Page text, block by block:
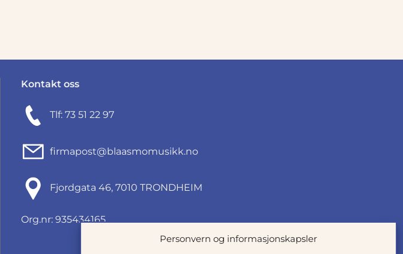
Personvern og informasjonskapsler
Kontakt oss
Tlf: 73 51 22 97
firmapost@blaasmomusikk.no
Fjordgata 46, 7010 TRONDHEIM
Org.nr: 935434165